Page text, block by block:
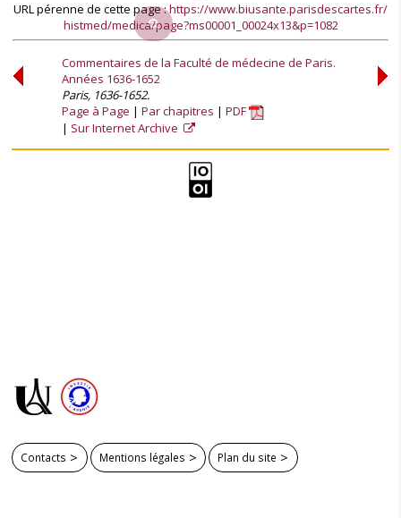
URL pérenne de cette page :https://www.biusante.parisdescartes.fr/
histmed/medica/page?ms00001_00024x13&p=1082
Commentaires de la Faculté de médecine de Paris.
Années 1636-1652
Paris, 1636-1652.
Page à Page
Par chapitres
PDF
Sur Internet Archive
Contacts Mentions légales Plan du site